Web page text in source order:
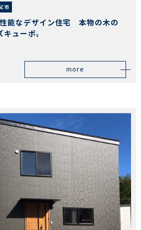
市
性能なデザイン住宅 本物の木の
ーボ〟
more